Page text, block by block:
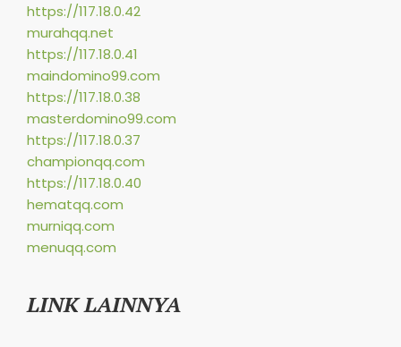
https://117.18.0.42
murahqq.net
https://117.18.0.41
maindomino99.com
https://117.18.0.38
masterdomino99.com
https://117.18.0.37
championqq.com
https://117.18.0.40
hematqq.com
murniqq.com
menuqq.com
LINK LAINNYA